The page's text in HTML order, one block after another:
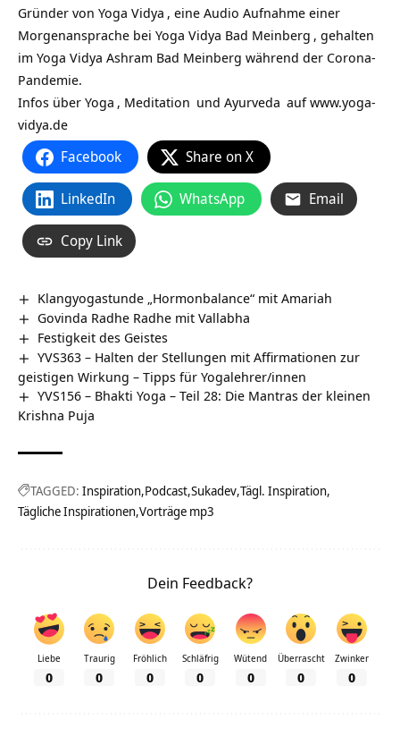
Gründer von Yoga Vidya , eine Audio Aufnahme einer
Morgenansprache bei Yoga Vidya Bad Meinberg , gehalten
im Yoga Vidya Ashram Bad Meinberg während der Corona-
Pandemie.
Infos über Yoga , Meditation und Ayurveda aufwww.yoga-
vidya.de
Facebook Share on X
LinkedIn WhatsApp Email
Copy Link
Klangyogastunde „Hormonbalance“ mit Amariah
Govinda Radhe Radhe mit Vallabha
Festigkeit des Geistes
YVS363 – Halten der Stellungen mit Affirmationen zur
geistigen Wirkung – Tipps für Yogalehrer/innen
YVS156 – Bhakti Yoga – Teil 28: Die Mantras der kleinen
Krishna Puja
TAGGED: Inspiration Podcast Sukadev Tägl. Inspiration
Tägliche Inspirationen Vorträge mp3
Dein Feedback?
Liebe
0
Traurig
0
Fröhlich
0
Schläfrig
0
Wütend
0
Überrascht
0
Zwinker
0